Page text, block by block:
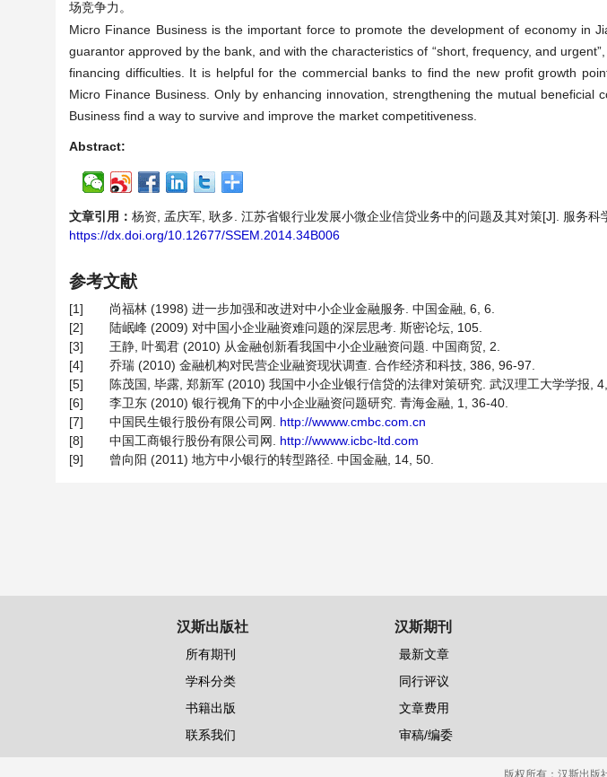
场竞争力。
Micro Finance Business is the important force to promote the development of economy in
guarantor approved by the bank, and with the characteristics of “short, frequency, and
financing difficulties. It is helpful for the commercial banks to find the new profit growth
Micro Finance Business. Only by enhancing innovation, strengthening the mutual beneficial
Business find a way to survive and improve the market competitiveness.
Abstract:
文章引用： 杨资, 孟庆军, 耿多. 江苏省银行业发展小微企业信贷业务中的问题及其对策[J]. 服务科
https://dx.doi.org/10.12677/SSEM.2014.34B006
参考文献
[1]
尚福林 (1998) 进一步加强和改进对中小企业金融服务. 中国金融, 6, 6.
[2]
陆岷峰 (2009) 对中国小企业融资难问题的深层思考. 斯密论坛, 105.
[3]
王静, 叶蜀君 (2010) 从金融创新看我国中小企业融资问题. 中国商贸, 2.
[4]
乔瑞 (2010) 金融机构对民营企业融资现状调查. 合作经济和科技, 386, 96-97.
[5]
陈茂国, 毕露, 郑新军 (2010) 我国中小企业银行信贷的法律对策研究. 武汉理工大学学报, 4,
[6]
李卫东 (2010) 银行视角下的中小企业融资问题研究. 青海金融, 1, 36-40.
[7]
中国民生银行股份有限公司网. http://wwww.cmbc.com.cn
[8]
中国工商银行股份有限公司网. http://wwww.icbc-ltd.com
[9]
曾向阳 (2011) 地方中小银行的转型路径. 中国金融, 14, 50.
汉斯出版社
所有期刊
学科分类
书籍出版
联系我们
汉斯期刊
最新文章
同行评议
文章费用
审稿/编委
版权所有： 汉斯出版